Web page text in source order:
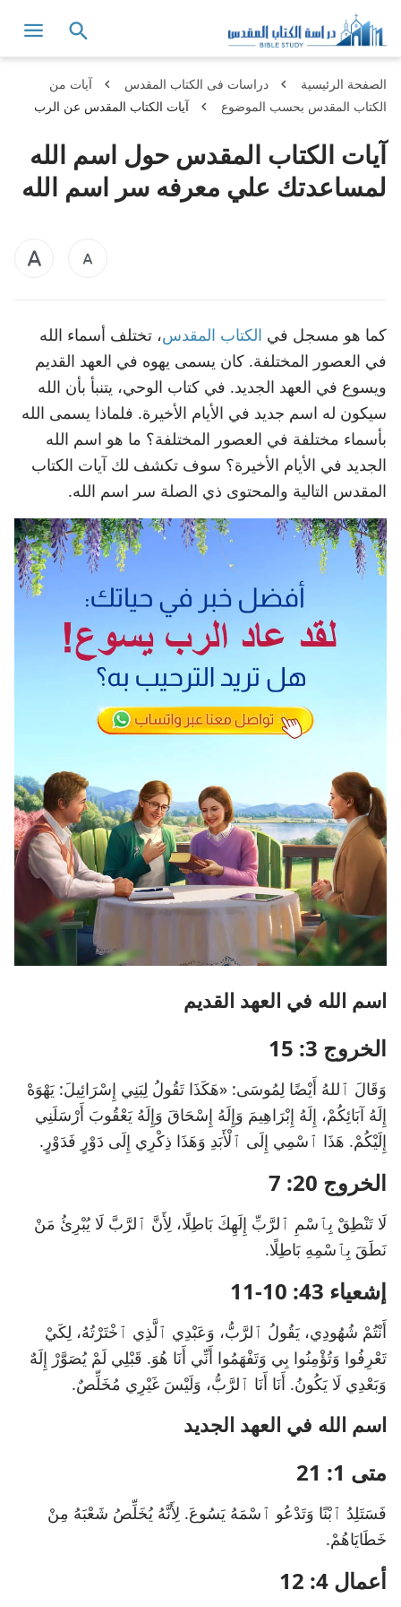
الصفحة الرئيسية دراسات فى الكتاب المقدس
آيات من
الكتاب المقدس بحسب الموضوع
آيات الكتاب المقدس عن الرب
آيات الكتاب المقدس حول اسم الله
لمساعدتك علي معرفه سر اسم الله
كما هو مسجل في الكتاب المقدس، تختلف أسماء الله
في العصور المختلفة. كان يسمى يهوه في العهد القديم
ويسوع في العهد الجديد. في كتاب الوحي، يتنبأ بأن الله
سيكون له اسم جديد في الأيام الأخيرة. فلماذا يسمى الله
بأسماء مختلفة في العصور المختلفة؟ ما هو اسم الله
الجديد في الأيام الأخيرة؟ سوف تكشف لك آيات الكتاب
المقدس التالية والمحتوى ذي الصلة سر اسم الله.
اسم الله في العهد القديم
الخروج 3: 15
وَقَالَ ٱللهُ أَيْضًا لِمُوسَى: «هَكَذَا تَقُولُ لِبَنِي إِسْرَائِيلَ: يَهْوَهْ
إِلَهُ آبَائِكُمْ، إِلَهُ إِبْرَاهِيمَ وَإِلَهُ إِسْحَاقَ وَإِلَهُ يَعْقُوبَ أَرْسَلَنِي
إِلَيْكُمْ. هَذَا ٱسْمِي إِلَى ٱلْأَبَدِ وَهَذَا ذِكْرِي إِلَى دَوْرٍ فَدَوْرٍ.
الخروج 20: 7
لَا تَنْطِقْ بِٱسْمِ ٱلرَّبِّ إِلَهِكَ بَاطِلًا، لِأَنَّ ٱلرَّبَّ لَا يُبْرِئُ مَنْ
نَطَقَ بِٱسْمِهِ بَاطِلًا.
إشعياء 43: 10-11
أَنْتُمْ شُهُودِي، يَقُولُ ٱلرَّبُّ، وَعَبْدِي ٱلَّذِي ٱخْتَرْتُهُ، لِكَيْ
تَعْرِفُوا وَتُؤْمِنُوا بِي وَتَفْهَمُوا أَنِّي أَنَا هُوَ. قَبْلِي لَمْ يُصَوَّرْ إِلَهٌ
وَبَعْدِي لَا يَكُونُ. أَنَا أَنَا ٱلرَّبُّ، وَلَيْسَ غَيْرِي مُخَلِّصٌ.
اسم الله في العهد الجديد
متى 1: 21
فَسَتَلِدُ ٱبْنًا وَتَدْعُو ٱسْمَهُ يَسُوعَ. لِأَنَّهُ يُخَلِّصُ شَعْبَهُ مِنْ
خَطَايَاهُمْ.
أعمال 4: 12